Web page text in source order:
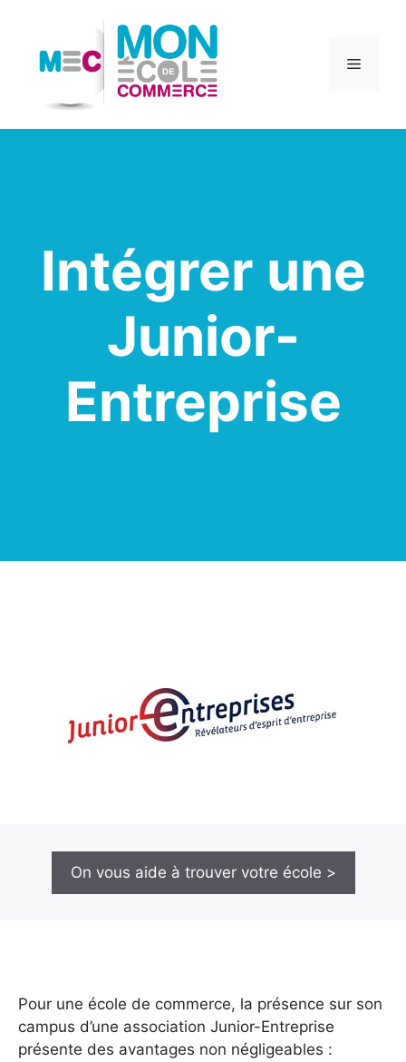
contenu
Menu
Intégrer une
Junior-
Entreprise
On vous aide à trouver votre école >
Pour une école de commerce, la présence sur son
campus d’une association Junior-Entreprise
présente des avantages non négligeables :